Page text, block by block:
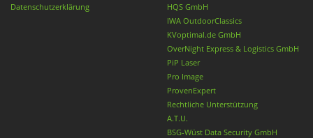
Datenschutzerklärung
HQS GmbH
IWA OutdoorClassics
KVoptimal.de GmbH
OverNight Express & Logistics GmbH
PiP Laser
Pro Image
ProvenExpert
Rechtliche Unterstützung
A.T.U.
BSG-Wüst Data Security GmbH